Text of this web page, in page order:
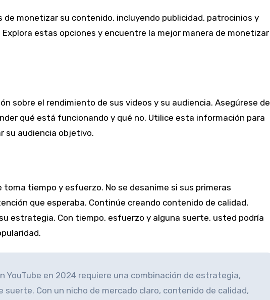
de monetizar su contenido, incluyendo publicidad, patrocinios y
estas opciones y encuentre la mejor manera de monetizar
sobre el rendimiento de sus videos y su audiencia. Asegúrese de
qué está funcionando y qué no. Utilice esta información para
su audiencia objetivo.
toma tiempo y esfuerzo. No se desanime si sus primeras
que esperaba. Continúe creando contenido de calidad,
estrategia. Con tiempo, esfuerzo y alguna suerte, usted podría
YouTube en 2024 requiere una combinación de estrategia,
suerte. Con un nicho de mercado claro, contenido de calidad,